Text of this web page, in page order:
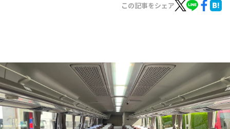
トピックス
TBS Podcast
お知らせ
イベント・グッズ
YouTube
会社情報
この記事をシェア